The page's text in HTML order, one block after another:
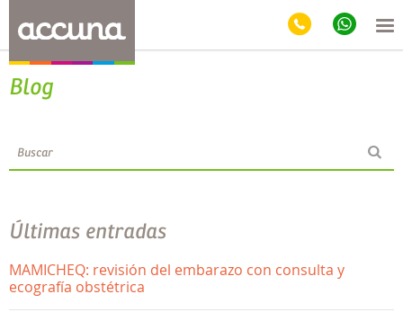
Blog
Últimas entradas
MAMICHEQ: revisión del embarazo con consulta y
ecografía obstétrica